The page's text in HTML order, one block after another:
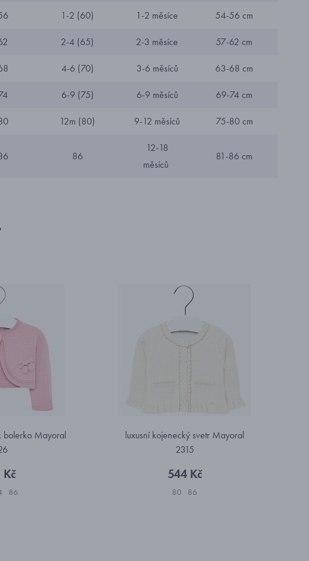
1-2 (60) 1-2 měsíce 54-56 cm
2-4 (65) 2-3 měsíce 57-62 cm
4-6 (70) 3-6 měsíců 63-68 cm
6-9 (75) 6-9 měsíců 69-74 cm
12m (80) 9-12 měsíců 75-80 cm
86
12-18
měsíců
81-86 cm
bolerko Mayoral
86
luxusní kojenecký svetr Mayoral
2315
544 Kč
80 86